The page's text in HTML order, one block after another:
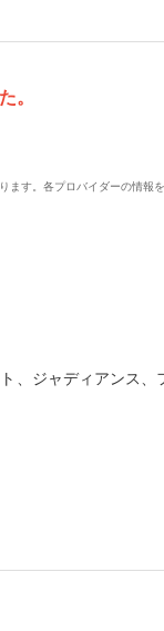
。
す。各プロバイダーの情報
ジャディアンス